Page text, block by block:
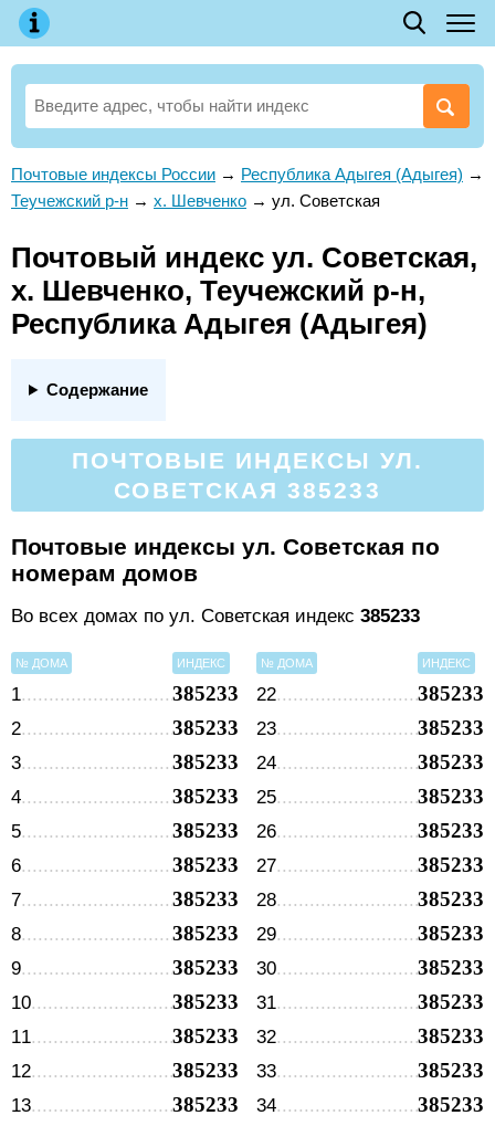
Почтовые индексы России → Республика Адыгея (Адыгея) →
Теучежский р-н → х. Шевченко → ул. Советская
Почтовый индекс ул. Советская,
х. Шевченко, Теучежский р-н,
Республика Адыгея (Адыгея)
Содержание
ПОЧТОВЫЕ ИНДЕКСЫ УЛ.
СОВЕТСКАЯ 385233
Почтовые индексы ул. Советская по
номерам домов
Во всех домах по ул. Советская индекс 385233
№ ДОМА ИНДЕКС
1 385233
2 385233
3 385233
4 385233
5 385233
6 385233
7 385233
8 385233
9 385233
10 385233
11 385233
12 385233
13 385233
№ ДОМА ИНДЕКС
22 385233
23 385233
24 385233
25 385233
26 385233
27 385233
28 385233
29 385233
30 385233
31 385233
32 385233
33 385233
34 385233